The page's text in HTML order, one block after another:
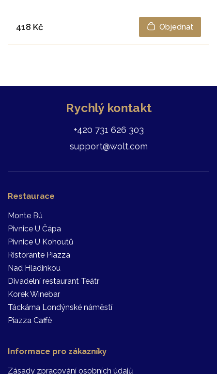
418 Kč Objednat
Rychlý kontakt
+420 731 626 303
support@wolt.com
Restaurace
Monte Bú
Pivnice U Čápa
Pivnice U Kohoutů
Ristorante Piazza
Nad Hladinkou
Divadelní restaurant Teátr
Korek Winebar
Táckárna Londýnské náměstí
Piazza Caffè
Informace pro zákazníky
Zásady zpracování osobních údajů